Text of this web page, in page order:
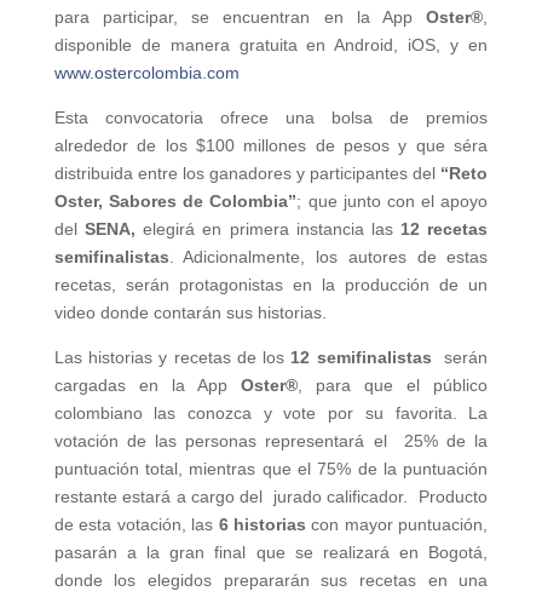
para participar, se encuentran en la AppOster®
disponible de manera gratuita en Android, iOS, y en
www.ostercolombia.com
Esta convocatoria ofrece una bolsa de premios
alrededor de los $100 millones de pesos y que séra
distribuida entre los ganadores y participantes del “Reto
Oster, Sabores de Colombia”; que junto con el apoyo
del SENA,elegirá en primera instancia las 12 recetas
semifinalistas . Adicionalmente, los autores de estas
recetas, serán protagonistas en la producción de un
video donde contarán sus historias.
Las historias y recetas de los 12 semifinalistas serán
cargadas en la AppOster® , para que el público
colombiano las conozca y vote por su favorita. La
votación de las personas representará el 25% de la
puntuación total, mientras que el 75% de la puntuación
restante estará a cargo del jurado calificador. Producto
de esta votación, las 6 historiascon mayor puntuación,
pasarán a la gran final que se realizará en Bogotá,
donde los elegidos prepararán sus recetas en una